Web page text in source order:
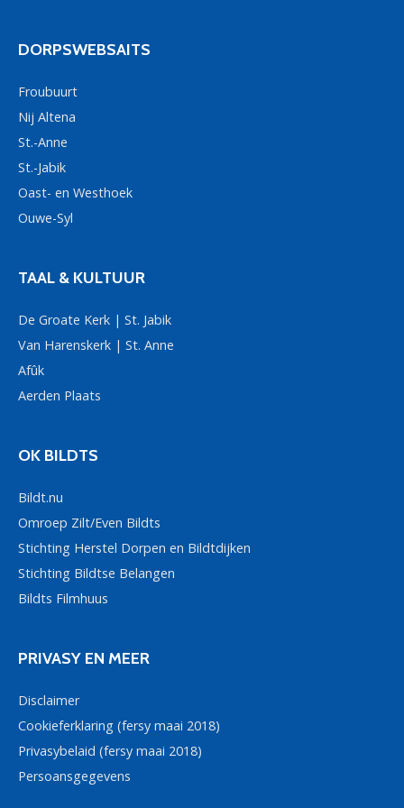
DORPSWEBSAITS
Froubuurt
Nij Altena
St.-Anne
St.-Jabik
Oast- en Westhoek
Ouwe-Syl
TAAL & KULTUUR
De Groate Kerk | St. Jabik
Van Harenskerk | St. Anne
Afûk
Aerden Plaats
OK BILDTS
Bildt.nu
Omroep Zilt/Even Bildts
Stichting Herstel Dorpen en Bildtdijken
Stichting Bildtse Belangen
Bildts Filmhuus
PRIVASY EN MEER
Disclaimer
Cookieferklaring (fersy maai 2018)
Privasybelaid (fersy maai 2018)
Persoansgegevens